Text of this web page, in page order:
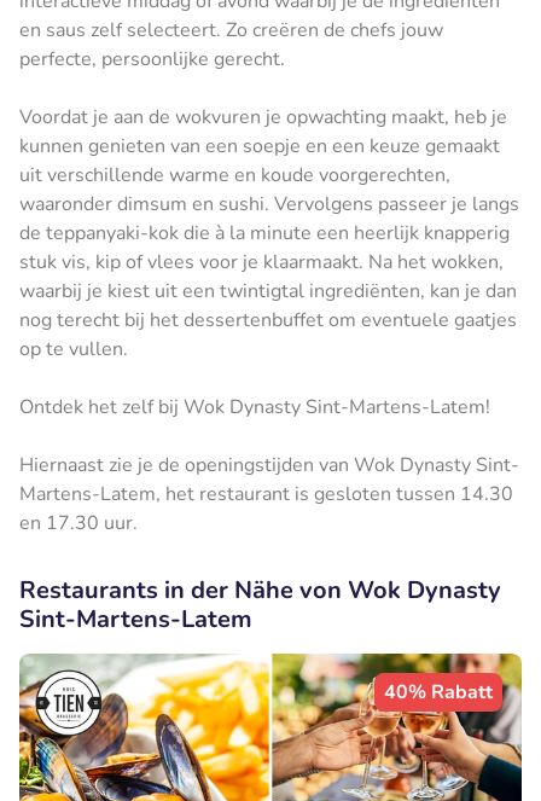
en saus zelf selecteert. Zo creëren de chefs jouw
perfecte, persoonlijke gerecht.
Voordat je aan de wokvuren je opwachting maakt, heb je
kunnen genieten van een soepje en een keuze gemaakt
uit verschillende warme en koude voorgerechten,
waaronder dimsum en sushi. Vervolgens passeer je langs
de teppanyaki-kok die à la minute een heerlijk knapperig
stuk vis, kip of vlees voor je klaarmaakt. Na het wokken,
waarbij je kiest uit een twintigtal ingrediënten, kan je dan
nog terecht bij het dessertenbuffet om eventuele gaatjes
op te vullen.
Ontdek het zelf bij Wok Dynasty Sint-Martens-Latem!
Hiernaast zie je de openingstijden van Wok Dynasty Sint-
Martens-Latem, het restaurant is gesloten tussen 14.30
en 17.30 uur.
Restaurants in der Nähe von Wok Dynasty
Sint-Martens-Latem
40% Rabatt